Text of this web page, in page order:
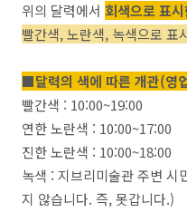
위의 달력에서 회색으로 표
빨간색, 노란색, 녹색으로 표
■달력의 색에 따른 개관(영
빨간색 : 10:00~19:00
연한 노란색 : 10:00~17:00
진한 노란색 : 10:00~18:00
녹색 : 지브리미술관 주변 시
지 않습니다. 즉, 못갑니다.)